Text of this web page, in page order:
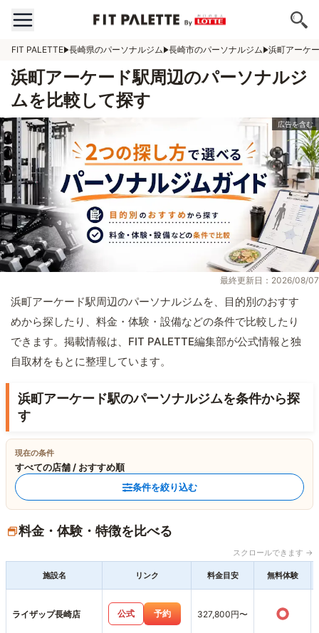
FIT PALETTE 長崎県のパーソナルジム 長崎市のパーソナルジム 浜町アーケ
浜町アーケード駅周辺のパーソナルジ
ムを比較して探す
最終更新日：2026/08/07
浜町アーケード駅周辺のパーソナルジムを、目的別のおすす
めから探したり、料金・体験・設備などの条件で比較したり
できます。掲載情報は、FIT PALETTE編集部が公式情報と独
自取材をもとに整理しています。
浜町アーケード駅のパーソナルジムを条件から探
す
現在の条件
すべての店舗 / おすすめ順
条件を絞り込む
料金・体験・特徴を比べる
スクロールできます →
施設名 リンク 料金目安 無料体験
ライザップ長崎店 公式 予約 327,800円〜 ○